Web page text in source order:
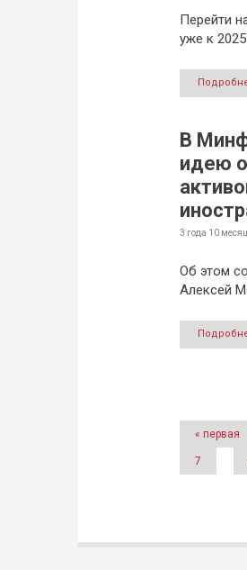
Перейти
уже к 2025
В
идею
3 года 10
Об этом
Алексей
« первая
7